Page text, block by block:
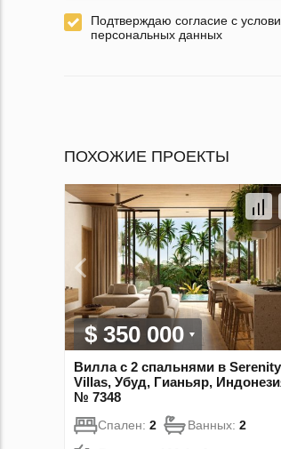
Подтверждаю согласие с
персональных данных
ПОХОЖИЕ ПРОЕКТЫ
$ 350 000
Вилла с 2 спальнями в Serenity
Villas, Убуд, Гианьяр,
№ 7348
Спален: 2 Ванных: 2